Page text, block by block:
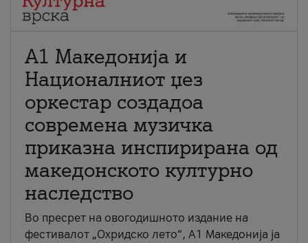
А1 Македонија и
Националниот џез
оркестар создадоа
современа музичка
приказна инспирирана од
македонското културно
наследство
Во пресрет на овогодишното издание на
фестивалот „Охридско лето“, А1 Македонија ја